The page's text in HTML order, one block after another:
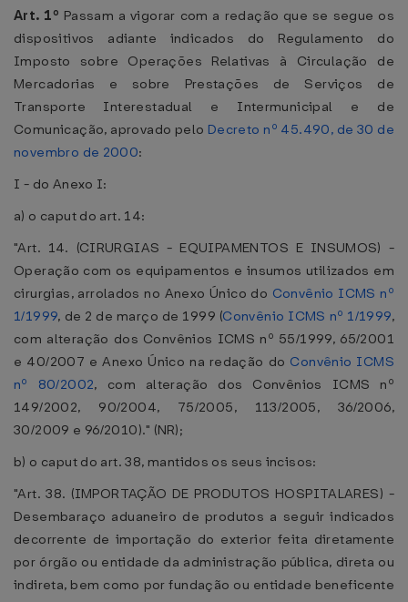
Art. 1º Passam a vigorar com a redação que se segue os
dispositivos adiante indicados do Regulamento do
Imposto sobre Operações Relativas à Circulação de
Mercadorias e sobre Prestações de Serviços de
Transporte Interestadual e Intermunicipal e de
Comunicação, aprovado pelo Decreto nº 45.490, de 30 de
novembro de 2000:
I - do Anexo I:
a) o caput do art. 14:
"Art. 14. (CIRURGIAS - EQUIPAMENTOS E INSUMOS) -
Operação com os equipamentos e insumos utilizados em
cirurgias, arrolados no Anexo Único do Convênio ICMS nº
1/1999, de 2 de março de 1999 (Convênio ICMS nº 1/1999,
com alteração dos Convênios ICMS nº 55/1999, 65/2001
e 40/2007 e Anexo Único na redação do Convênio ICMS
nº 80/2002, com alteração dos Convênios ICMS nº
149/2002, 90/2004, 75/2005, 113/2005, 36/2006,
30/2009 e 96/2010)." (NR);
b) o caput do art. 38, mantidos os seus incisos:
"Art. 38. (IMPORTAÇÃO DE PRODUTOS HOSPITALARES) -
Desembaraço aduaneiro de produtos a seguir indicados
decorrente de importação do exterior feita diretamente
por órgão ou entidade da administração pública, direta ou
indireta, bem como por fundação ou entidade beneficente